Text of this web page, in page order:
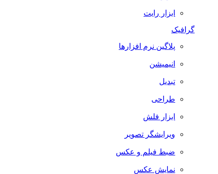
ابزار رایت
گرافیک
پلاگین نرم افزارها
انیمیشن
تبدیل
طراحی
ابزار فلش
ویرایشگر تصویر
ضبط فيلم و عكس
نمایش عکس